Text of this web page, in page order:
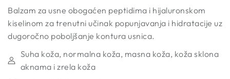
Balzam za usne obogaćen peptidima i hijaluronskom
kiselinom za trenutni učinak popunjavanja i hidratacije uz
dugoročno poboljšanje kontura usnica.
Suha koža, normalna koža, masna koža, koža sklona
aknama i zrela koža